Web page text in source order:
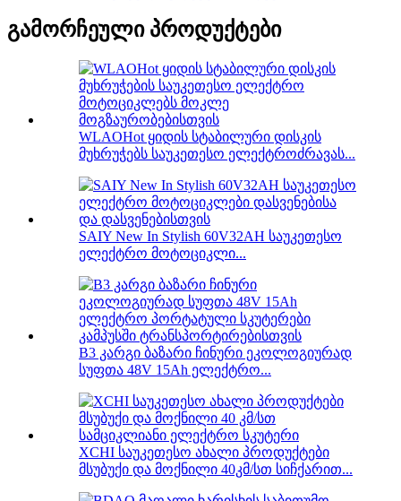
გამორჩეული პროდუქტები
WLAOHot ყიდის სტაბილური დისკის
მუხრუჭებს საუკეთესო ელექტროძრავას...
SAIY New In Stylish 60V32AH საუკეთესო
ელექტრო მოტოციკლი...
B3 კარგი ბაზარი ჩინური ეკოლოგიურად
სუფთა 48V 15Ah ელექტრო...
XCHI საუკეთესო ახალი პროდუქტები
მსუბუქი და მოქნილი 40კმ/სთ სიჩქარით...